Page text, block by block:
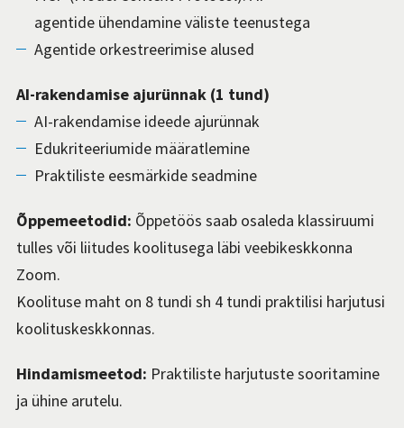
agentide ühendamine väliste teenustega
Agentide orkestreerimise alused
AI-rakendamise ajurünnak (1 tund)
AI-rakendamise ideede ajurünnak
Edukriteeriumide määratlemine
Praktiliste eesmärkide seadmine
Õppemeetodid: Õppetöös saab osaleda klassiruumi
tulles või liitudes koolitusega läbi veebikeskkonna
Zoom.
Koolituse maht on 8 tundi sh 4 tundi praktilisi harjutusi
koolituskeskkonnas.
Hindamismeetod: Praktiliste harjutuste sooritamine
ja ühine arutelu.